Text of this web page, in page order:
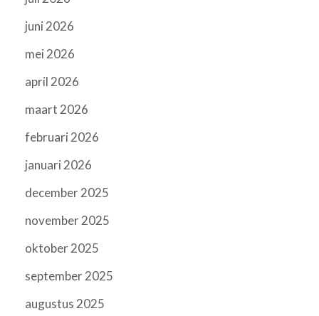
juni 2026
mei 2026
april 2026
maart 2026
februari 2026
januari 2026
december 2025
november 2025
oktober 2025
september 2025
augustus 2025